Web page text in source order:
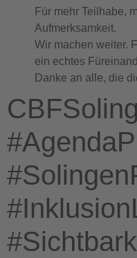
Für mehr Teilhabe,
Aufmerksamkeit.
Wir machen weiter.
ein echtes
Danke an alle, die